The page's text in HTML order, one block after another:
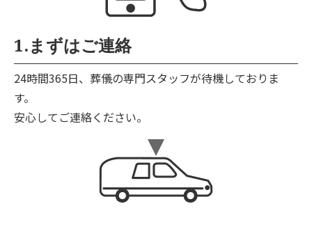
1.まずはご連絡
24時間365日、葬儀の専門スタッフが待機しておりま
す。
安心してご連絡ください。